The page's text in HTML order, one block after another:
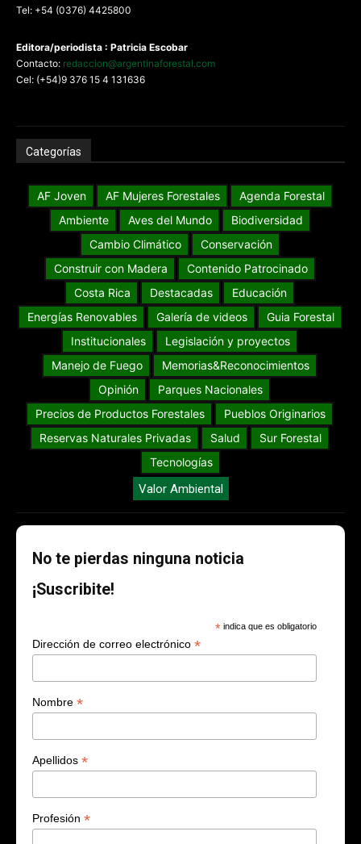
Tel: +54 (0376) 4425800
Editora/periodista : Patricia Escobar
Contacto: redaccion@argentinaforestal.com
Cel: (+54)9 376 15 4 131636
Categorías
AF Joven AF Mujeres Forestales
Agenda Forestal
Ambiente
Aves del Mundo
Biodiversidad
Cambio Climático
Conservación
Construir con Madera
Contenido Patrocinado
Costa Rica
Destacadas
Educación
Energías Renovables
Galería de videos
Guia Forestal
Institucionales
Legislación y proyectos
Manejo de Fuego
Memorias&Reconocimientos
Opinión
Parques Nacionales
Precios de Productos Forestales
Pueblos Originarios
Reservas Naturales Privadas
Salud
Sur Forestal
Tecnologías
Valor Ambiental
No te pierdas ninguna noticia
¡Suscribite!
* indica que es obligatorio
Dirección de correo electrónico *
Nombre *
Apellidos *
Profesión *